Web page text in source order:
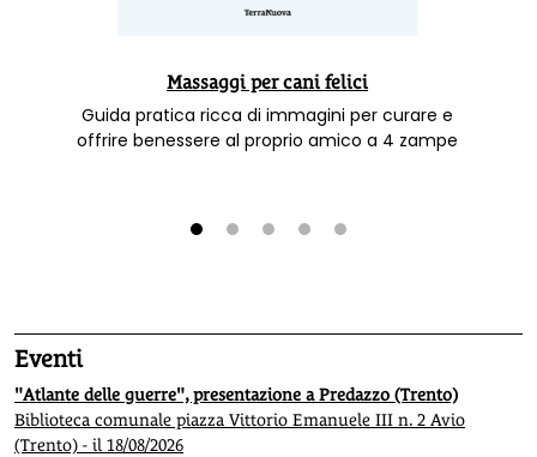
Massaggi per cani felici
Guida pratica ricca di immagini per curare e
offrire benessere al proprio amico a 4 zampe
Eventi
"Atlante delle guerre", presentazione a Predazzo (Trento)
Biblioteca comunale piazza Vittorio Emanuele III n. 2 Avio
(Trento) - il 18/08/2026